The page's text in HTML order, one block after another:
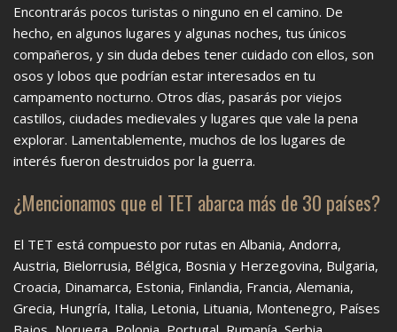
Encontrarás pocos turistas o ninguno en el camino. De
hecho, en algunos lugares y algunas noches, tus únicos
compañeros, y sin duda debes tener cuidado con ellos, son
osos y lobos que podrían estar interesados ​​en tu
campamento nocturno. Otros días, pasarás por viejos
castillos, ciudades medievales y lugares que vale la pena
explorar. Lamentablemente, muchos de los lugares de
interés fueron destruidos por la guerra.
¿Mencionamos que el TET abarca más de 30 países?
El TET está compuesto por rutas en Albania, Andorra,
Austria, Bielorrusia, Bélgica, Bosnia y Herzegovina, Bulgaria,
Croacia, Dinamarca, Estonia, Finlandia, Francia, Alemania,
Grecia, Hungría, Italia, Letonia, Lituania, Montenegro, Países